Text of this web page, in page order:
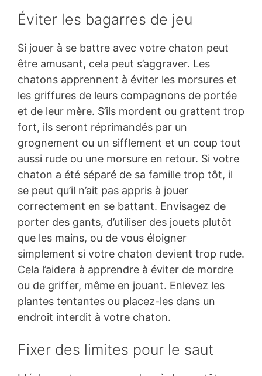
Éviter les bagarres de jeu
Si jouer à se battre avec votre chaton peut
être amusant, cela peut s’aggraver. Les
chatons apprennent à éviter les morsures et
les griffures de leurs compagnons de portée
et de leur mère. S’ils mordent ou grattent trop
fort, ils seront réprimandés par un
grognement ou un sifflement et un coup tout
aussi rude ou une morsure en retour. Si votre
chaton a été séparé de sa famille trop tôt, il
se peut qu’il n’ait pas appris à jouer
correctement en se battant. Envisagez de
porter des gants, d’utiliser des jouets plutôt
que les mains, ou de vous éloigner
simplement si votre chaton devient trop rude.
Cela l’aidera à apprendre à éviter de mordre
ou de griffer, même en jouant. Enlevez les
plantes tentantes ou placez-les dans un
endroit interdit à votre chaton.
Fixer des limites pour le saut